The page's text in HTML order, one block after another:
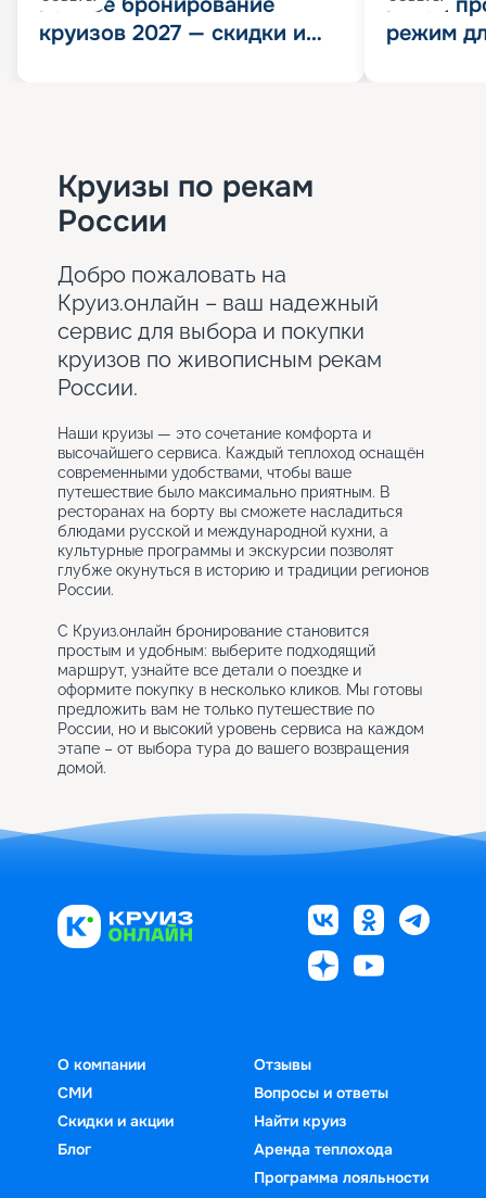
круизов 2027 — скидки и
режим
Круизы по рекам
России
Добро пожаловать на
Круиз.онлайн – ваш надежный
сервис для выбора и покупки
круизов по живописным рекам
России.
Наши круизы — это сочетание комфорта и
высочайшего сервиса. Каждый теплоход оснащён
современными удобствами, чтобы ваше
путешествие было максимально приятным. В
ресторанах на борту вы сможете насладиться
блюдами русской и международной кухни, а
культурные программы и экскурсии позволят
глубже окунуться в историю и традиции регионов
России.
С Круиз.онлайн бронирование становится
простым и удобным: выберите подходящий
маршрут, узнайте все детали о поездке и
оформите покупку в несколько кликов. Мы готовы
предложить вам не только путешествие по
России, но и высокий уровень сервиса на каждом
этапе – от выбора тура до вашего возвращения
домой.
О компании
СМИ
Скидки и акции
Блог
Отзывы
Вопросы и ответы
Найти круиз
Аренда теплохода
Программа лояльности